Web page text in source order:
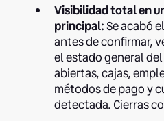
Visibilidad total en
principal:Se acabó
antes de confirmar,
el estado general
abiertas, cajas,
métodos de pago y
detectada. Cierras